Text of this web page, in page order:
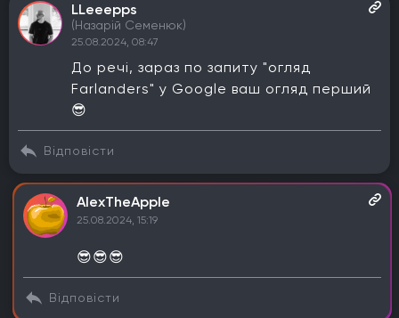
LLeeepps
(Назарій Семенюк)
25.08.2024, 08:47
До речі, зараз по запиту "огляд
Farlanders" у Google ваш огляд перший
😎
Відповісти
AlexTheApple
25.08.2024, 15:19
😎😎😎
Відповісти